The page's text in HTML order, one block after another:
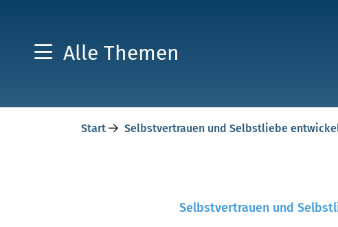
Alle Themen
Start Selbstvertrauen und Selbstliebe
Selbstvertrauen und